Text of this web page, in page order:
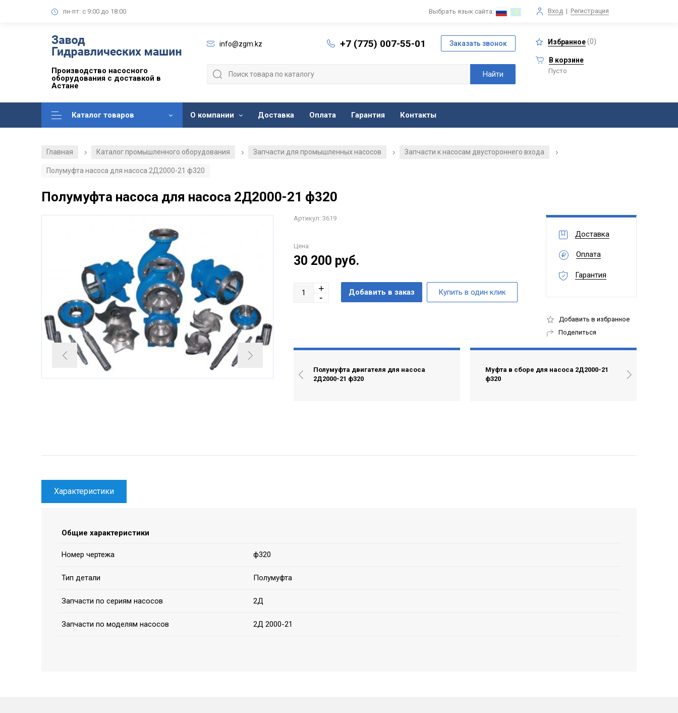
пн-пт: с 9:00 до 18:00 Вход | Регистрация
Выбрать язык сайта:
Производство насосного
оборудования с доставкой в
Астане
info@zgm.kz +7 (775) 007-55-01 Избранное(0)
В корзине
Пусто
Каталог товаров О компании Доставка Оплата Гарантия Контакты
Главная / Каталог промышленного оборудования / Запчасти для промышленных насосов / Запчасти к насосам двустороннего входа
/
Полумуфта насоса для насоса 2Д2000-21 ф320
Полумуфта насоса для насоса 2Д2000-21 ф320
Артикул: 3619
Цена:
30 200 руб.
Доставка
Оплата
Гарантия
Добавить в избранное
Поделиться
Полумуфта двигателя для насоса
2Д2000-21 ф320
Муфта в сборе для насоса 2Д2000-21
ф320
Характеристики
Общие характеристики
Номер чертежа ф320
Тип детали Полумуфта
Запчасти по сериям насосов 2Д
Запчасти по моделям насосов 2Д 2000-21